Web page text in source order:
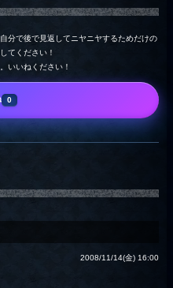
分で後で見返してニヤニヤするためだけの
てください！
いいねください！
0
2008/11/14(金) 16:00